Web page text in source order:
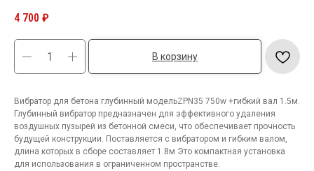
4 700 ₽
В корзину
Вибратор для бетона глубинный модельZPN35 750w +гибкий вал 1.5м.
Глубинный вибратор предназначен для эффективного удаления
воздушных пузырей из бетонной смеси, что обеспечивает прочность
будущей конструкции. Поставляется с вибратором и гибким валом,
длина которых в сборе составляет 1.8м Это компактная установка
для использования в ограниченном пространстве.